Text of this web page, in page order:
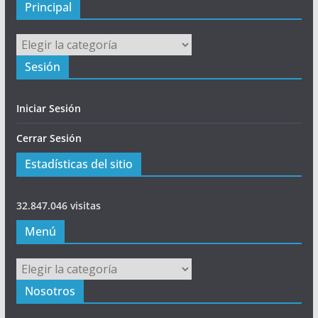
Principal
Principal
Sesión
Iniciar Sesión
Cerrar Sesión
Estadísticas del sitio
32.847.046 visitas
Menú
Menú
Nosotros